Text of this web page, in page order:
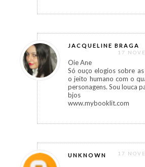
JACQUELINE BRAGA
17
Oie Ane
Só ouço elogios sobre
o jeito humano com o
personagens. Sou louca
bjos
www.mybooklit.com
UNKNOWN 17